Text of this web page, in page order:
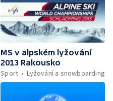
MS v alpském lyžování
2013 Rakousko
Sport
Lyžování a snowboarding